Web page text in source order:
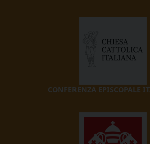
CONFERENZA EPISCOPALE